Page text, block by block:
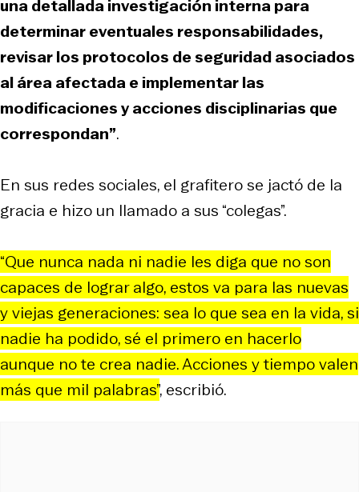
una detallada investigación interna para
determinar eventuales responsabilidades,
revisar los protocolos de seguridad asociados
al área afectada e implementar las
modificaciones y acciones disciplinarias que
correspondan”.
En sus redes sociales, el grafitero se jactó de la
gracia e hizo un llamado a sus “colegas”.
“Que nunca nada ni nadie les diga que no son
capaces de lograr algo, estos va para las nuevas
y viejas generaciones: sea lo que sea en la vida, si
nadie ha podido, sé el primero en hacerlo
aunque no te crea nadie. Acciones y tiempo valen
más que mil palabras”, escribió.